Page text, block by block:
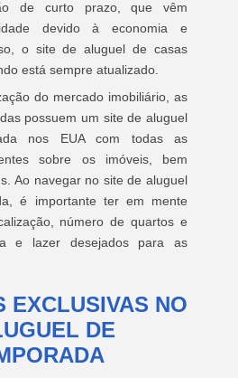
de curto prazo, que vêm
devido à economia e
o site de aluguel de casas
está sempre atualizado.
do mercado imobiliário, as
possuem um site de aluguel
nos EUA com todas as
sobre os imóveis, bem
Ao navegar no site de aluguel
é importante ter em mente
número de quartos e
e lazer desejados para as
EXCLUSIVAS NO
DE